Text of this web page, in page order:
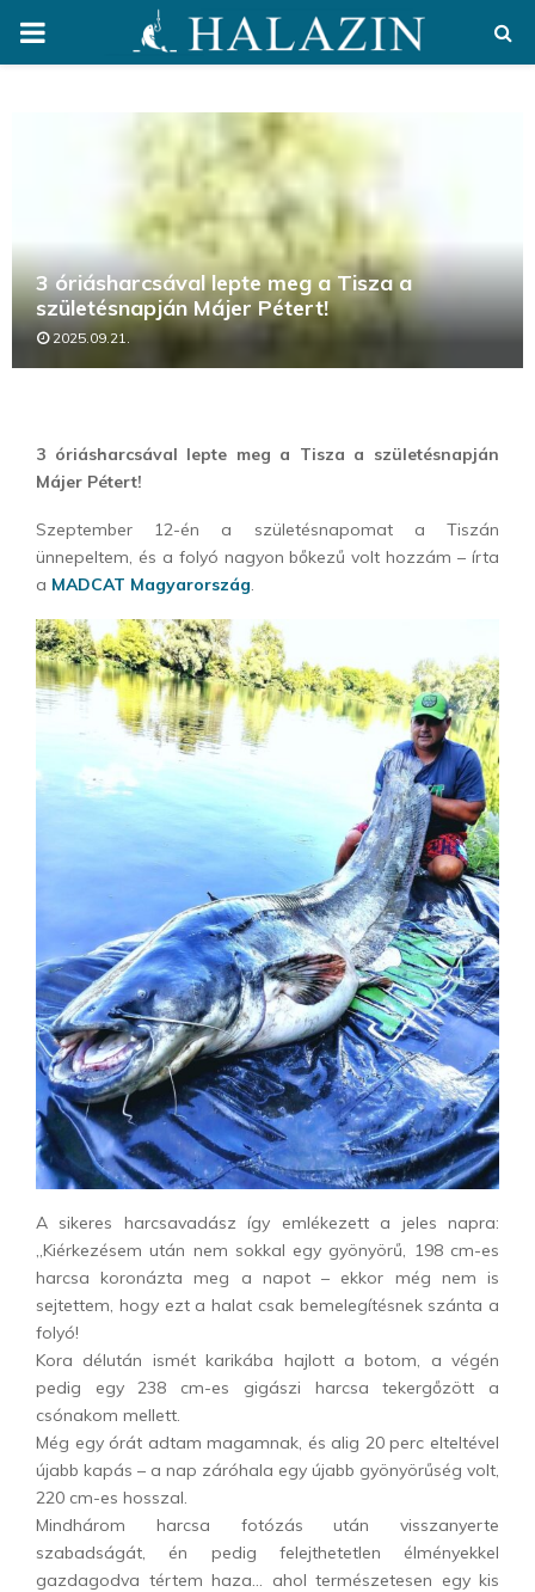
PRIMARY
3 óriásharcsával lepte meg a Tisza a
születésnapján Májer Pétert!
2025.09.21.
3 óriásharcsával lepte meg a Tisza a születésnapján
Májer Pétert!
Szeptember 12-én a születésnapomat a Tiszán
ünnepeltem, és a folyó nagyon bőkezű volt hozzám – írta
a MADCAT Magyarország.
A sikeres harcsavadász így emlékezett a jeles napra:
„Kiérkezésem után nem sokkal egy gyönyörű, 198 cm-es
harcsa koronázta meg a napot – ekkor még nem is
sejtettem, hogy ezt a halat csak bemelegítésnek szánta a
folyó!
Kora délután ismét karikába hajlott a botom, a végén
pedig egy 238 cm-es gigászi harcsa tekergőzött a
csónakom mellett.
Még egy órát adtam magamnak, és alig 20 perc elteltével
újabb kapás – a nap záróhala egy újabb gyönyörűség volt,
220 cm-es hosszal.
Mindhárom harcsa fotózás után visszanyerte
szabadságát, én pedig felejthetetlen élményekkel
gazdagodva tértem haza… ahol természetesen egy kis